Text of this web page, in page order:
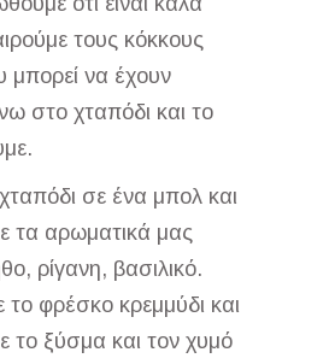
τους κόκκους
μπορεί να έχουν
στο χταπόδι και το
σε ένα μπολ και
τα αρωματικά μας
ρίγανη, βασιλικό.
το φρέσκο κρεμμύδι και
το ξύσμα και τον χυμό